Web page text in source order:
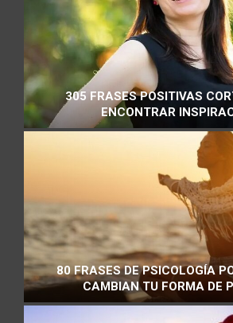
305 FRASES POSITIVAS
ENCONTRAR
80 FRASES DE PSICOLOGÍA
CAMBIAN TU FORMA DE